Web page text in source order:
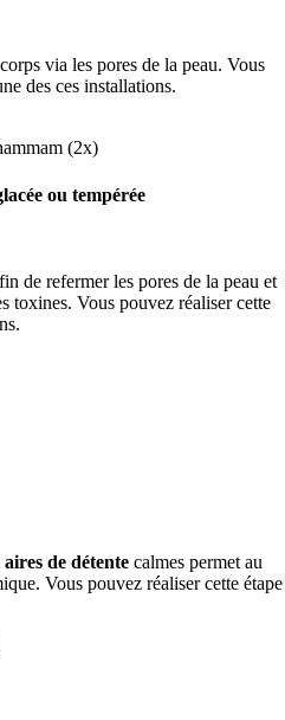
via les pores de la peau. Vous
des ces installations.
(2x)
ou tempérée
de refermer les pores de la peau et
toxines. Vous pouvez réaliser cette
aires de détente calmes permet au
Vous pouvez réaliser cette étape